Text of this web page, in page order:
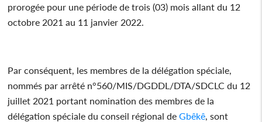
prorogée pour une période de trois (03) mois allant du 12
octobre 2021 au 11 janvier 2022.
Par conséquent, les membres de la délégation spéciale,
nommés par arrêté n°560/MIS/DGDDL/DTA/SDCLC du 12
juillet 2021 portant nomination des membres de la
délégation spéciale du conseil régional deGbêkê , sont